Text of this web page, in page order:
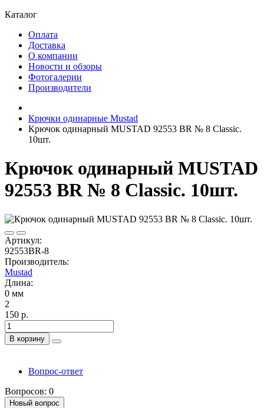
Каталог
Оплата
Доставка
О компании
Новости и обзоры
Фотогалерии
Производители
Крючки одинарные Mustad
Крючок одинарный MUSTAD 92553 BR № 8 Classic.
10шт.
Крючок одинарный MUSTAD
92553 BR № 8 Classic. 10шт.
Артикул:
92553BR-8
Производитель:
Mustad
Длина:
0 мм
2
150 р.
В корзину
Вопрос-ответ
Вопросов: 0
Новый вопрос